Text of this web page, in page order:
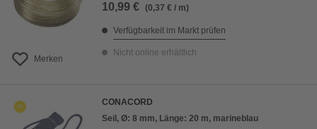
Merken
10,99 € (0,37 € / m)
Verfügbarkeit im Markt prüfen
Nicht online erhältlich
CONACORD
Seil, Ø: 8 mm, Länge: 20 m, marineblau